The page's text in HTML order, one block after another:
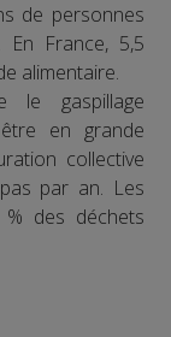
de personnes
En France, 5,5
alimentaire.
le gaspillage
en grande
collective
par an. Les
des déchets